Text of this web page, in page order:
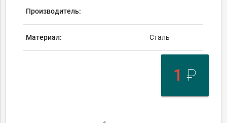
Производитель:
Материал: Сталь
1 ₽